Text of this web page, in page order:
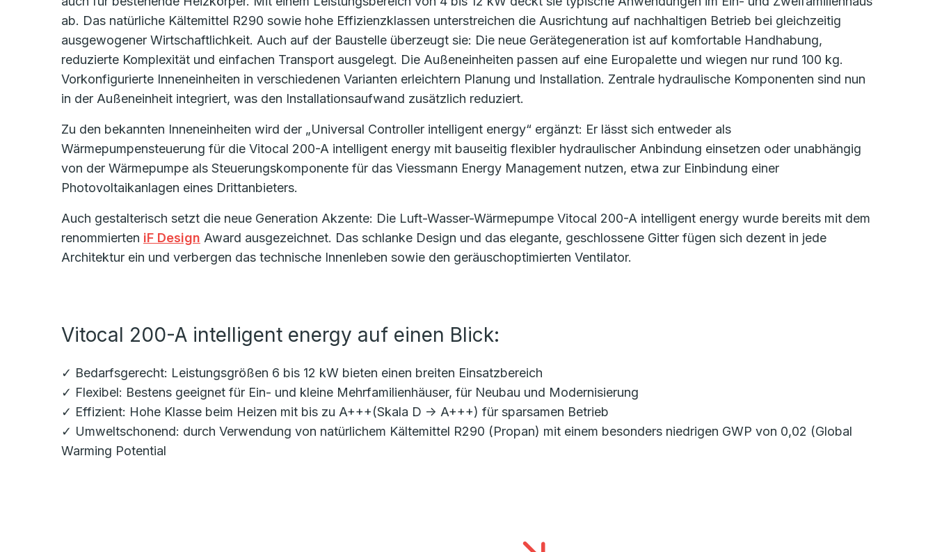
ab. Das natürliche Kältemittel R290 sowie hohe Effizienzklassen unterstreichen die Ausrichtung auf nachhaltigen Betrieb bei gleichzeitig
ausgewogener Wirtschaftlichkeit. Auch auf der Baustelle überzeugt sie: Die neue Gerätegeneration ist auf komfortable Handhabung,
reduzierte Komplexität und einfachen Transport ausgelegt. Die Außeneinheiten passen auf eine Europalette und wiegen nur rund 100 kg.
Vorkonfigurierte Inneneinheiten in verschiedenen Varianten erleichtern Planung und Installation. Zentrale hydraulische Komponenten sind nun
in der Außeneinheit integriert, was den Installationsaufwand zusätzlich reduziert.
Zu den bekannten Inneneinheiten wird der „Universal Controller intelligent energy“ ergänzt: Er lässt sich entweder als
Wärmepumpensteuerung für die Vitocal 200-A intelligent energy mit bauseitig flexibler hydraulischer Anbindung einsetzen oder unabhängig
von der Wärmepumpe als Steuerungskomponente für das Viessmann Energy Management nutzen, etwa zur Einbindung einer
Photovoltaikanlagen eines Drittanbieters.
Auch gestalterisch setzt die neue Generation Akzente: Die Luft-Wasser-Wärmepumpe Vitocal 200-A intelligent energy wurde bereits mit dem
renommierten iF Design Award ausgezeichnet. Das schlanke Design und das elegante, geschlossene Gitter fügen sich dezent in jede
Architektur ein und verbergen das technische Innenleben sowie den geräuschoptimierten Ventilator.
Vitocal 200-A intelligent energy auf einen Blick:
✓ Bedarfsgerecht: Leistungsgrößen 6 bis 12 kW bieten einen breiten Einsatzbereich
✓ Flexibel: Bestens geeignet für Ein- und kleine Mehrfamilienhäuser, für Neubau und Modernisierung
✓ Effizient: Hohe Klasse beim Heizen mit bis zu A+++(Skala D -> A+++) für sparsamen Betrieb
✓ Umweltschonend: durch Verwendung von natürlichem Kältemittel R290 (Propan) mit einem besonders niedrigen GWP von 0,02 (Global
Warming Potential